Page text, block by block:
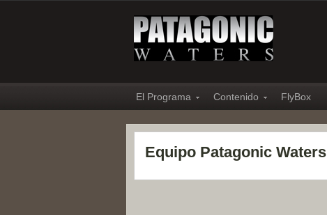
El Programa Contenido FlyBox
Equipo Patagonic Waters